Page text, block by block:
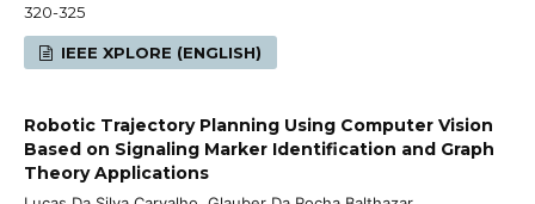
320-325
IEEE XPLORE (ENGLISH)
Robotic Trajectory Planning Using Computer Vision
Based on Signaling Marker Identification and Graph
Theory Applications